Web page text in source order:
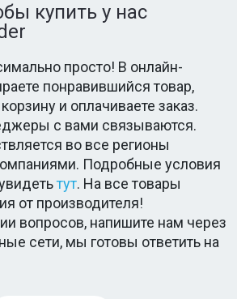
купить у нас
просто! В онлайн-
понравившийся товар,
и оплачиваете заказ.
с вами связываются.
во все регионы
Подробные условия
тут. На все товары
от производителя!
вопросов, напишите нам через
сети, мы готовы ответить на